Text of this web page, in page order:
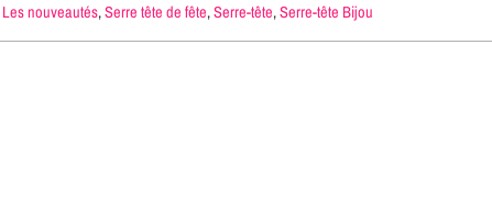
Les nouveautés,Serre tête de fête,Serre-tête,Serre-tête Bijou